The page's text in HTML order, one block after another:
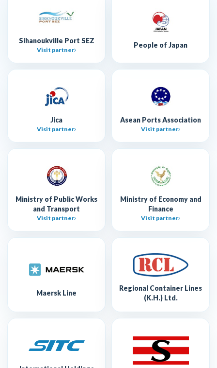
Sihanoukville Port SEZ
Visit partner
People of Japan
Jica
Visit partner
Asean Ports Association
Visit partner
Ministry of Public Works
and Transport
Visit partner
Ministry of Economy and
Finance
Visit partner
Maersk Line
Regional Container Lines
(K.H.) Ltd.